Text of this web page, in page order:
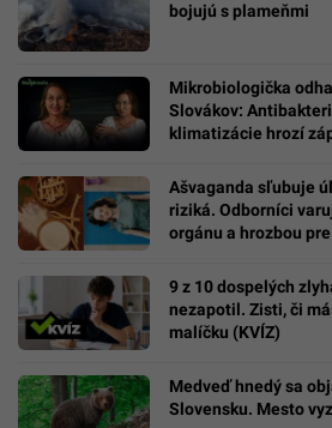
bojujú s plameňmi
Mikrobiologička
Slovákov:
klimatizácie hrozí
Ašvaganda sľubuje
riziká. Odborníci
orgánu a hrozbou
9 z 10 dospelých
nezapotil. Zisti, či
malíčku (KVÍZ)
Medveď hnedý sa
Slovensku. Mesto